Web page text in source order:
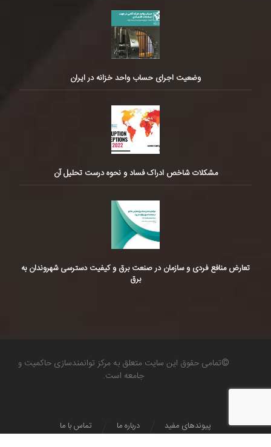
وضعیت اجرای حساب واحد خزانه در ایران
مشکلات شاخص ادراک فساد و نحوه درست تحلیل آن
تعارض منافع فردی و سازمان در صنعت برق و کیفیت دسترسی شهروندان به
برق
©تمامی حقوق این سایت متعلق به مرکز توانمندسازی حاکمیت و
جامعه است.
تماس با ما درباره ما پیوندهای مفید